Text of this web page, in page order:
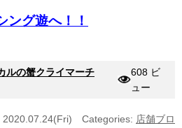
ング遊へ！！
ルの蟹クライマーチ
608 ビ
ュー
2020.07.24(Fri) Categories: 店舗ブロ